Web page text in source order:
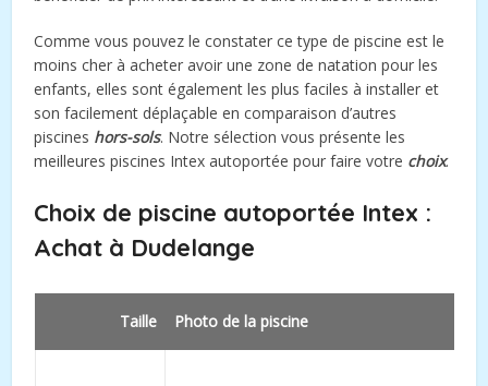
Comme vous pouvez le constater ce type de piscine est le
moins cher à acheter avoir une zone de natation pour les
enfants, elles sont également les plus faciles à installer et
son facilement déplaçable en comparaison d’autres
piscines hors-sols. Notre sélection vous présente les
meilleures piscines Intex autoportée pour faire votre choix.
Choix de piscine autoportée Intex :
Achat à Dudelange
Taille Photo de la piscine